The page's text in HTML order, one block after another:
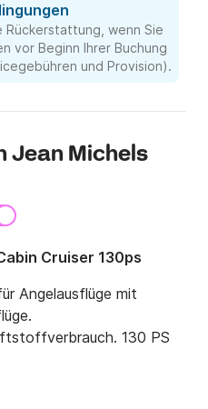
Rückerstattung, wenn Sie
vor Beginn Ihrer Buchung
und Provision).
Jean Michels
Cruiser 130ps
Angelausflüge mit
130 PS